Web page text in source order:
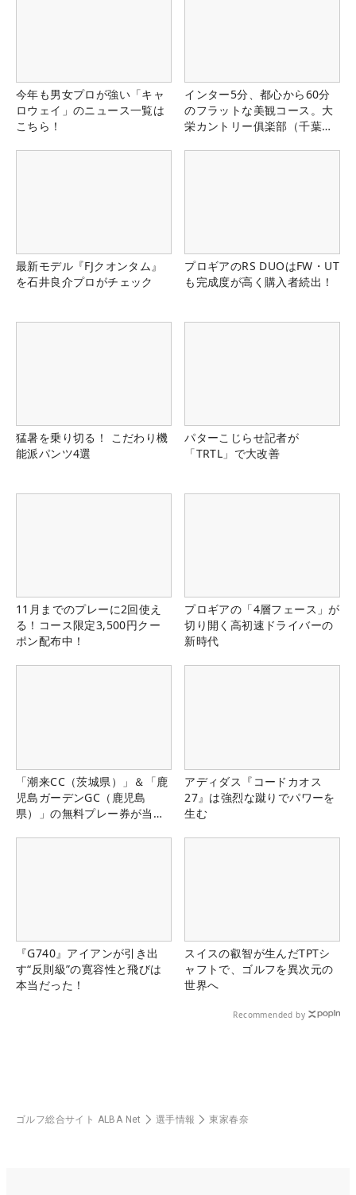
今年も男女プロが強い「キャ
ロウェイ」のニュース一覧は
こちら！
インター5分、都心から60分
のフラットな美観コース。大
栄カントリー俱楽部（千葉
最新モデル『FJクオンタム』
を石井良介プロがチェック
プロギアのRS DUOはFW・UT
も完成度が高く購入者続出！
猛暑を乗り切る！ こだわり機
能派パンツ4選
パターこじらせ記者が
「TRTL」で大改善
11月までのプレーに2回使え
る！コース限定3,500円クー
ポン配布中！
プロギアの「4層フェース」が
切り開く高初速ドライバーの
新時代
「潮来CC（茨城県）」＆「鹿
児島ガーデンGC（鹿児島
県）」の無料プレー券が当た
アディダス『コードカオス
27』は強烈な蹴りでパワーを
生む
『G740』アイアンが引き出
す“反則級”の寛容性と飛びは
本当だった！
スイスの叡智が生んだTPTシ
ャフトで、ゴルフを異次元の
世界へ
Recommended by
ゴルフ総合サイト ALBA Net 選手情報 東家春奈